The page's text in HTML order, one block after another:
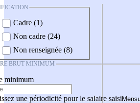
Cadre (1)
Non cadre (24)
Non renseignée (8)
BRUT MINIMUM
minimum
une périodicité pour le salaire saisi